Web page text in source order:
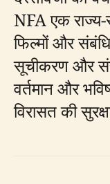
NFA एक
फिल्मों और
सूचीकरण और
वर्तमान और
विरासत की